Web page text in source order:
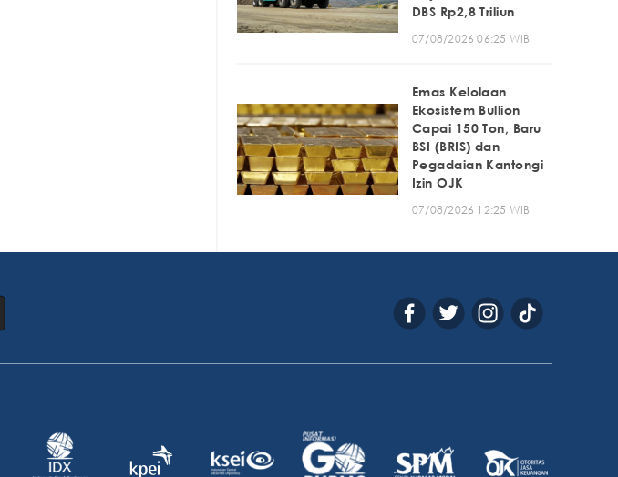
DBS Rp2,8 Triliun
07/08/2026 06:25 WIB
Emas Kelolaan
Ekosistem Bullion
Capai 150 Ton, Baru
BSI (BRIS) dan
Pegadaian Kantongi
Izin OJK
07/08/2026 12:25 WIB